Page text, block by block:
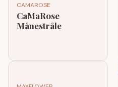
CAMAROSE
CaMaRose
Månestråle